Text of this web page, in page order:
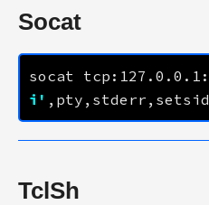
Socat
socat tcp: 127.0.0.1 :
i'
TclSh